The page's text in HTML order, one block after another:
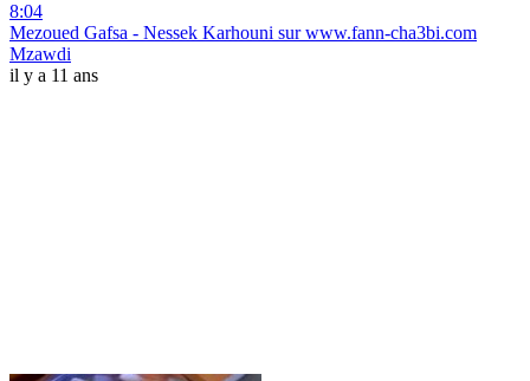
8:04
Mezoued Gafsa - Nessek Karhouni sur www.fann-cha3bi.com
Mzawdi
il y a 11 ans